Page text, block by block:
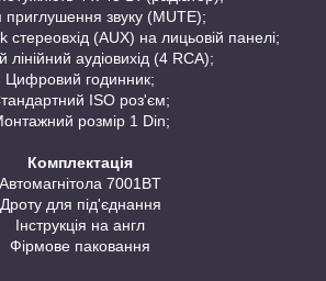
звуку (MUTE);
стереовхід (AUX) на лицьовій панелі;
лінійний аудіовихід (4 RCA);
Цифровий годинник;
ISO роз'єм;
розмір 1 Din;
Комплектація
Автомагнітола 7001BT
Дроту для під'єднання
Інструкція на англ
Фірмове паковання